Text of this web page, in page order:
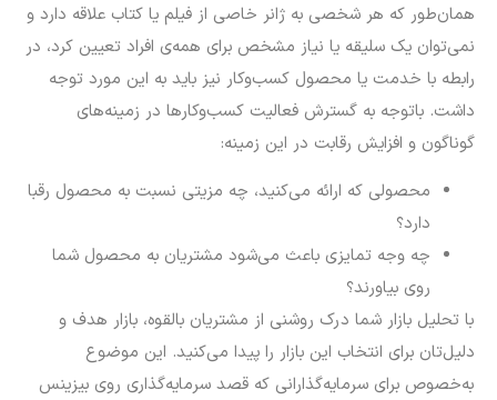
همان‌طور که هر شخصی به ژانر خاصی از فیلم یا کتاب علاقه دارد و
نمی‌توان یک سلیقه یا نیاز مشخص برای همه‌ی ‌افراد تعیین کرد، در
رابطه با خدمت یا محصول کسب‌وکار نیز باید به این مورد توجه
داشت. باتوجه به گسترش فعالیت کسب‌وکارها در زمینه‌های
گوناگون و افزایش رقابت در این زمینه:
محصولی که ارائه می‌کنید، چه مزیتی نسبت به محصول رقبا
دارد؟
چه وجه تمایزی باعث می‌شود مشتریان به محصول شما
روی بیاورند؟
با تحلیل بازار شما درک روشنی از مشتریان بالقوه، بازار هدف و
دلیل‌تان برای انتخاب این بازار را پیدا می‌کنید. این موضوع
به‌خصوص برای سرمایه‌گذارانی که قصد سرمایه‌گذاری روی بیزینس